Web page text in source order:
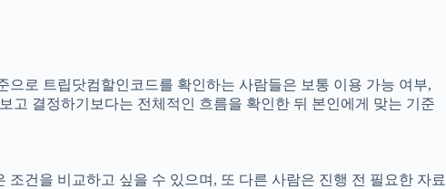
으로 트립닷컴할인코드를 확인하는 사람들은 보통 이용 가능 여부,
고 결정하기보다는 전체적인 흐름을 확인한 뒤 본인에게 맞는 기준
건을 비교하고 싶을 수 있으며, 또 다른 사람은 진행 전 필요한 자료